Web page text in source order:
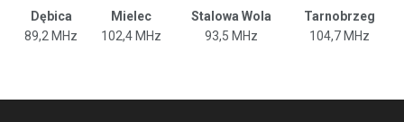
Dębica Mielec Stalowa Wola
Tarnobrzeg
89,2 MHz
102,4 MHz 93,5 MHz 104,7 MHz